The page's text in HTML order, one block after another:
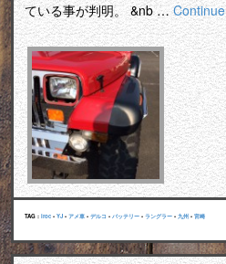
ている事が判明。 &nb …
TAG : iroc • YJ • アメ車 • デルコ • バッテリー • ラングラー • 九州 • 宮崎